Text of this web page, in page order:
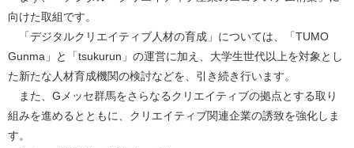
向けた取組です。
「デジタルクリエイティブ人材の育成」については、「TUMO
Gunma」と「tsukurun」の運営に加え、大学生世代以上を対象とし
た新たな人材育成機関の検討などを、引き続き行います。
また、Gメッセ群馬をさらなるクリエイティブの拠点とする取り
組みを進めるとともに、クリエイティブ関連企業の誘致を強化しま
す。